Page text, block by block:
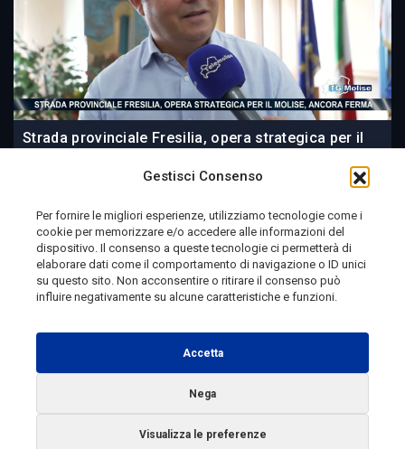
Gestisci Consenso
Per fornire le migliori esperienze, utilizziamo tecnologie come i
cookie per memorizzare e/o accedere alle informazioni del
dispositivo. Il consenso a queste tecnologie ci permetterà di
elaborare dati come il comportamento di navigazione o ID unici
su questo sito. Non acconsentire o ritirare il consenso può
influire negativamente su alcune caratteristiche e funzioni.
Accetta
Nega
Visualizza le preferenze
Strada provinciale Fresilia, opera strategica per il
23 ore fa
Telemolise - reg. Tribunale di Campobasso n. 133 del
10/08/1982 - Direttore Responsabile:MANUELA
Testata Giornalistica Sportiva: reg. Tribunale Di